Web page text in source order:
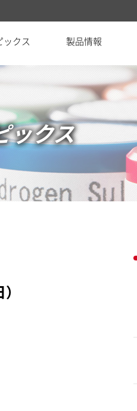
ックス 製品情報
ックス